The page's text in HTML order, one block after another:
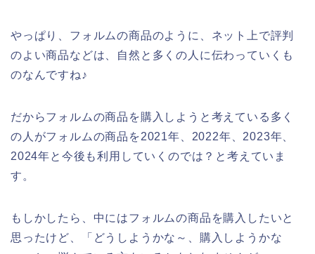
やっぱり、フォルムの商品のように、ネット上で評判
のよい商品などは、自然と多くの人に伝わっていくも
のなんですね♪
だからフォルムの商品を購入しようと考えている多く
の人がフォルムの商品を2021年、2022年、2023年、
2024年と今後も利用していくのでは？と考えていま
す。
もしかしたら、中にはフォルムの商品を購入したいと
思ったけど、「どうしようかな～、購入しようかな